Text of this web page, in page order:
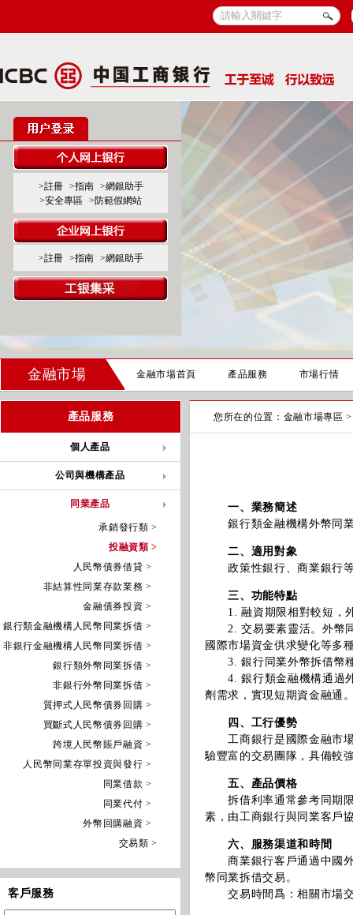
>註冊 >指南
>網銀助手
>安全專區
>防範假網站
>註冊 >指南 >網銀助手
金融市場 金融市場首頁 產品服務 市場行情
產品服務
個人產品
公司與機構產品
同業產品
承銷發行類 >
投融資類 >
人民幣債券借貸 >
非結算性同業存款業務 >
金融債券投資 >
銀行類金融機構人民幣同業拆借 >
非銀行金融機構人民幣同業拆借 >
銀行類外幣同業拆借 >
非銀行外幣同業拆借 >
質押式人民幣債券回購 >
買斷式人民幣債券回購 >
跨境人民幣賬戶融資 >
人民幣同業存單投資與發行 >
同業借款 >
同業代付 >
外幣回購融資 >
交易類 >
客戶服務
您所在的位置： 金融市場專區
一、業務簡述
銀行類金融機構外幣同業
二、適用對象
政策性銀行、商業銀行等
三、功能特點
1. 融資期限相對較短，外
2. 交易要素靈活。外幣同
國際市場資金供求變化等多
3. 銀行同業外幣拆借幣種
4. 銀行類金融機構通過外
劑需求，實現短期資金融通
四、工行優勢
工商銀行是國際金融市場
驗豐富的交易團隊，具備較
五、產品價格
拆借利率通常參考同期限
素，由工商銀行與同業客戶
六、服務渠道和時間
商業銀行客戶通過中國外
幣同業拆借交易。
交易時間爲：相關市場交